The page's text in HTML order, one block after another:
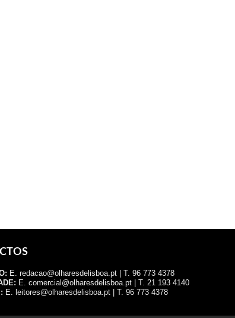
E. redacao@olharesdelisboa.pt | T. 96 773 4378
E. comercial@olharesdelisboa.pt | T. 21 193 4140
E. leitores@olharesdelisboa.pt | T. 96 773 4378